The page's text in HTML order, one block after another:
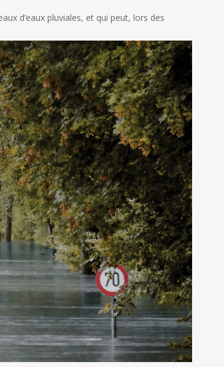
d’eaux pluviales, et qui peut, lors des